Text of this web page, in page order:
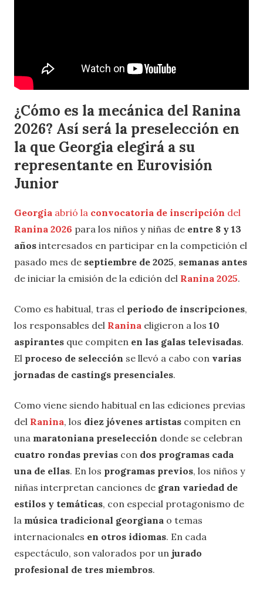
¿Cómo es la mecánica del Ranina
2026? Así será la preselección en
la que Georgia elegirá a su
representante en Eurovisión
Junior
Georgia abrió la convocatoria de inscripción del
Ranina 2026 para los niños y niñas de entre 8 y 13
años interesados en participar en la competición el
pasado mes de septiembre de 2025, semanas antes
de iniciar la emisión de la edición del Ranina 2025.
Como es habitual, tras el periodo de inscripciones,
los responsables del Ranina eligieron a los 10
aspirantes que compiten en las galas televisadas.
El proceso de selección se llevó a cabo con varias
jornadas de castings presenciales.
Como viene siendo habitual en las ediciones previas
del Ranina, los diez jóvenes artistas compiten en
una maratoniana preselección donde se celebran
cuatro rondas previas con dos programas cada
una de ellas. En los programas previos, los niños y
niñas interpretan canciones de gran variedad de
estilos y temáticas, con especial protagonismo de
la música tradicional georgiana o temas
internacionales en otros idiomas. En cada
espectáculo, son valorados por un jurado
profesional de tres miembros.